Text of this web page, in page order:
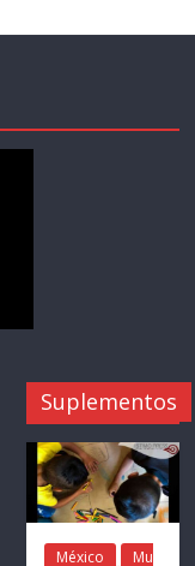
Suplementos
México
Mu